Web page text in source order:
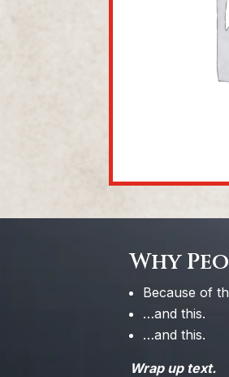
Why
Because of
…and this.
…and this.
Wrap up text.